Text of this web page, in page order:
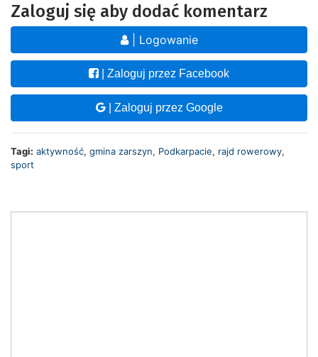
Zaloguj się aby dodać komentarz
| Logowanie
| Zaloguj przez Facebook
| Zaloguj przez Google
Tagi: aktywność, gmina zarszyn, Podkarpacie, rajd rowerowy,
sport